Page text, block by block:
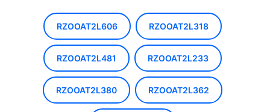
RZOOAT2L606 RZOOAT2L318
RZOOAT2L481 RZOOAT2L233
RZOOAT2L380 RZOOAT2L362